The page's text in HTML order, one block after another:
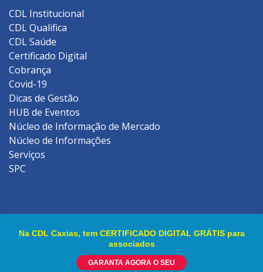
Na CDL Caxias, tem CERTIFICADO DIGITAL GRÁTIS para
associados
GARANTA AGORA O SEU
CDL Institucional
CDL Qualifica
CDL Saúde
Certificado Digital
Cobrança
Covid-19
Dicas de Gestão
HUB de Eventos
Núcleo de Informação de Mercado
Núcleo de Informações
Serviços
SPC
Site criado porRock Stage.